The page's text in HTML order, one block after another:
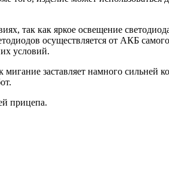
так как яркое освещение
осуществляется от АКБ
условий.
заставляет намного сильней
прицепа.